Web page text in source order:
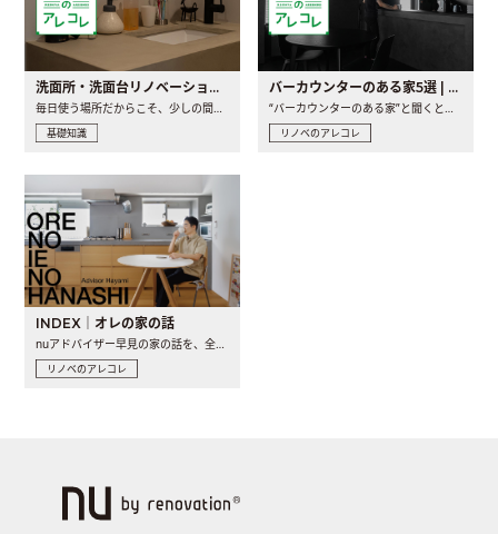
洗面所・洗面台リノベーションの事例と間取りアイデア
基礎知識
バーカウンターのある家5選 | 日常に馴染む“距離の近い”キッチンとは
リノベのアレコレ
INDEX｜オレの家の話
nuアドバイザー早見の家の話を、全4話でお届け。リノベーションを..
リノベのアレコレ